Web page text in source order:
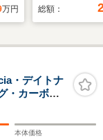
万円 総額：
・デイトナ
・カーボン
ート・カ
ドブレー
本体価格